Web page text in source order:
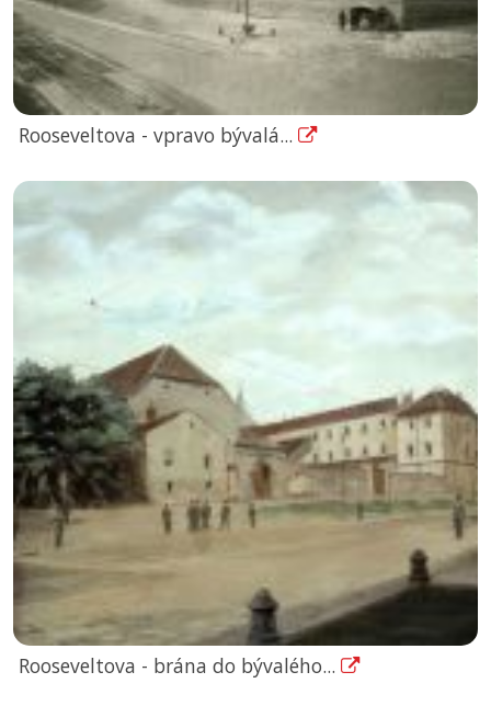
Rooseveltova - vpravo bývalá...
Rooseveltova - brána do bývalého...